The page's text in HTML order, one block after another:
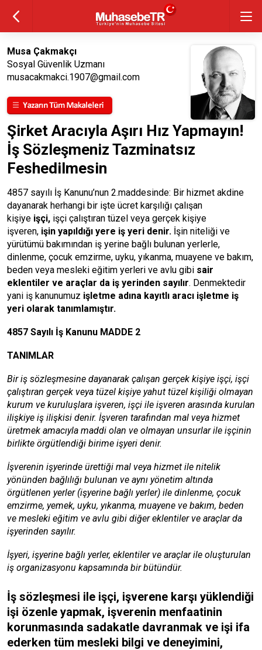
Musa Çakmakçı
Sosyal Güvenlik Uzmanı
musacakmakci.1907@gmail.com
Şirket Aracıyla Aşırı Hız Yapmayın!
İş Sözleşmeniz Tazminatsız
Feshedilmesin
4857 sayılı İş Kanunu’nun 2.maddesinde: Bir hizmet akdine
dayanarak herhangi bir işte ücret karşılığı çalışan
kişiye işçi, işçi çalıştıran tüzel veya gerçek kişiye
işveren, işin yapıldığı yere iş yeri denir. İşin niteliği ve
yürütümü bakımından iş yerine bağlı bulunan yerlerle,
dinlenme, çocuk emzirme, uyku, yıkanma, muayene ve bakım,
beden veya mesleki eğitim yerleri ve avlu gibi sair
eklentiler ve araçlar da iş yerinden sayılır. Denmektedir
yani iş kanunumuz işletme adına kayıtlı aracı işletme iş
yeri olarak tanımlamıştır.
4857 Sayılı İş Kanunu MADDE 2
TANIMLAR
Bir iş sözleşmesine dayanarak çalışan gerçek kişiye işçi, işçi
çalıştıran gerçek veya tüzel kişiye yahut tüzel kişiliği olmayan
kurum ve kuruluşlara işveren, işçi ile işveren arasında kurulan
ilişkiye iş ilişkisi denir. İşveren tarafından mal veya hizmet
üretmek amacıyla maddi olan ve olmayan unsurlar ile işçinin
birlikte örgütlendiği birime işyeri denir.
İşverenin işyerinde ürettiği mal veya hizmet ile nitelik
yönünden bağlılığı bulunan ve aynı yönetim altında
örgütlenen yerler (işyerine bağlı yerler) ile dinlenme, çocuk
emzirme, yemek, uyku, yıkanma, muayene ve bakım, beden
ve mesleki eğitim ve avlu gibi diğer eklentiler ve araçlar da
işyerinden sayılır.
İşyeri, işyerine bağlı yerler, eklentiler ve araçlar ile oluşturulan
iş organizasyonu kapsamında bir bütündür.
İş sözleşmesi ile işçi, işverene karşı yüklendiği
işi özenle yapmak, işverenin menfaatinin
korunmasında sadakatle davranmak ve işi ifa
ederken tüm mesleki bilgi ve deneyimini,